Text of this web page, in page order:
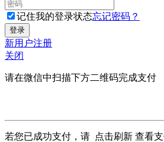
记住我的登录状态忘记密码？
新用户注册
关闭
请在微信中扫描下方二维码完成支付
若您已成功支付，请 点击刷新 查看